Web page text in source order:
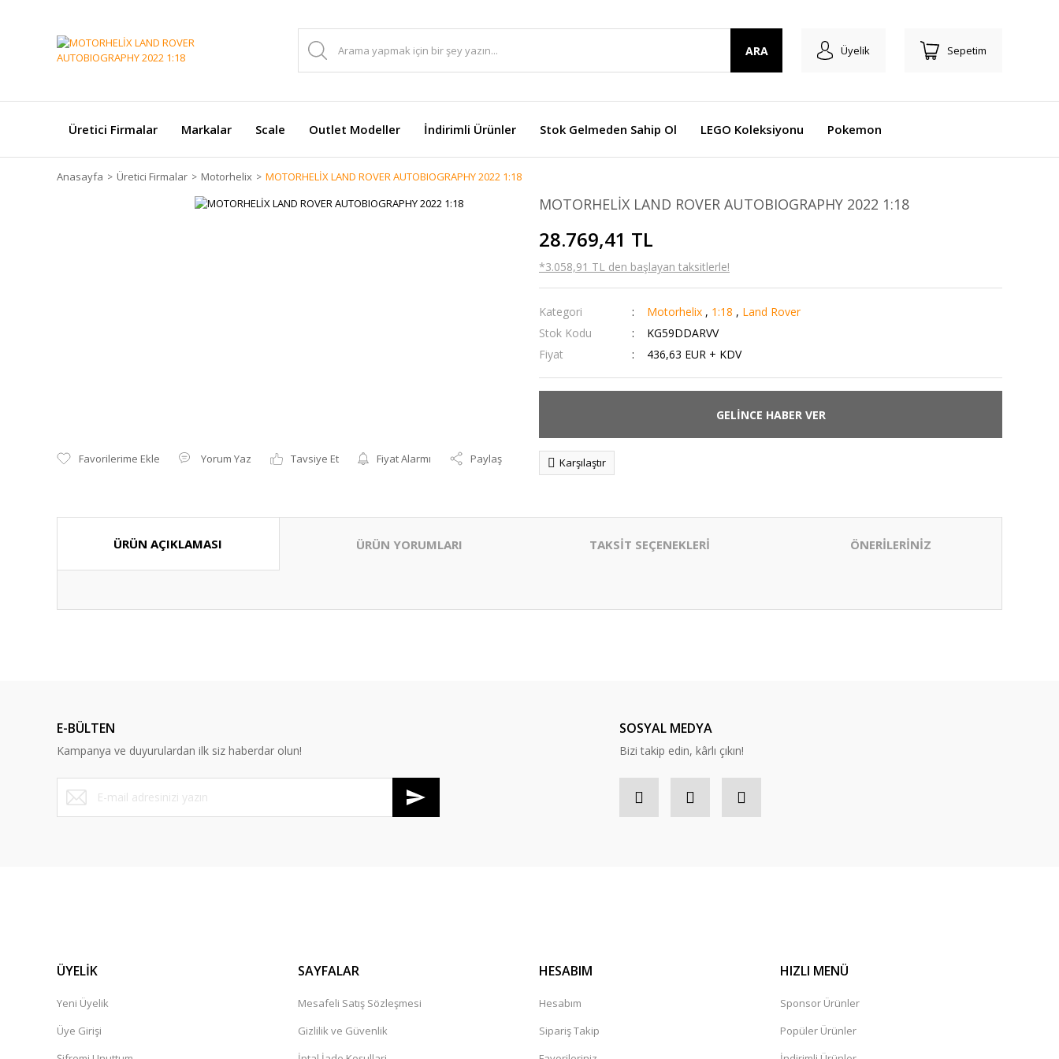
ARA Üyelik Sepetim
Üretici Firmalar Markalar Scale Outlet Modeller İndirimli Ürünler Stok Gelmeden Sahip Ol LEGO Koleksiyonu Pokemon
Anasayfa Üretici Firmalar Motorhelix MOTORHELİX LAND ROVER AUTOBIOGRAPHY 2022 1:18
Yorum Yaz Tavsiye Et Fiyat Alarmı Paylaş
MOTORHELİX LAND ROVER AUTOBIOGRAPHY 2022 1:18
28.769,41 TL
*3.058,91 TL den başlayan taksitlerle!
Kategori Motorhelix , 1:18 , Land Rover
Stok Kodu
KG59DDARVV
Fiyat
436,63 EUR + KDV
GELİNCE HABER VER
Karşılaştır
ÜRÜN AÇIKLAMASI ÜRÜN YORUMLARI TAKSİT SEÇENEKLERİ ÖNERİLERİNİZ
Ürün bilgilerinde hatalar bulunuyor.
Ürün fiyatı diğer sitelerden daha pahalı.
Bu ürüne benzer farklı alternatifler olmalı.
E-BÜLTEN
Kampanya ve duyurulardan ilk siz haberdar olun!
SOSYAL MEDYA
Bizi takip edin, kârlı çıkın!
ÜYELİK
Yeni Üyelik
Üye Girişi
SAYFALAR
Mesafeli Satış Sözleşmesi
Gizlilik ve Güvenlik
HESABIM
Hesabım
Sipariş Takip
HIZLI MENÜ
Sponsor Ürünler
Popüler Ürünler